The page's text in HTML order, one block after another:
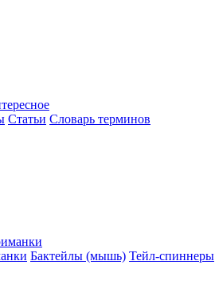
Статьи Словарь терминов
Бактейлы (мышь) Тейл-спиннеры